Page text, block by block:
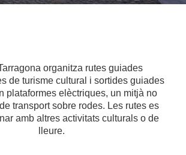
organitza rutes guiades
de turisme cultural i sortides guiades
plataformes elèctriques, un mitjà no
transport sobre rodes. Les rutes es
amb altres activitats culturals o de
lleure.